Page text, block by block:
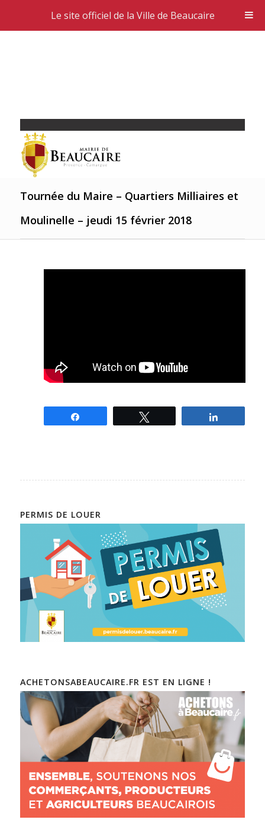
Tournée du Maire – Quartiers Milliaires et
Moulinelle – jeudi 15 février 2018
PERMIS DE LOUER
ACHETONSABEAUCAIRE.FR EST EN LIGNE !
Le site officiel de la Ville de Beaucaire